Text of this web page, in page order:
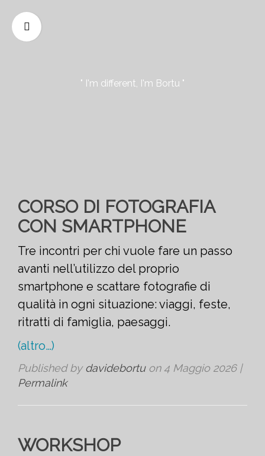
" I'm different, I'm Bortu "
CORSO DI FOTOGRAFIA
CON SMARTPHONE
Tre incontri per chi vuole fare un passo
avanti nell’utilizzo del proprio
smartphone e scattare fotografie di
qualità in ogni situazione: viaggi, feste,
ritratti di famiglia, paesaggi.
(altro…)
Published by davidebortuon 4 Maggio 2026|
Permalink
WORKSHOP